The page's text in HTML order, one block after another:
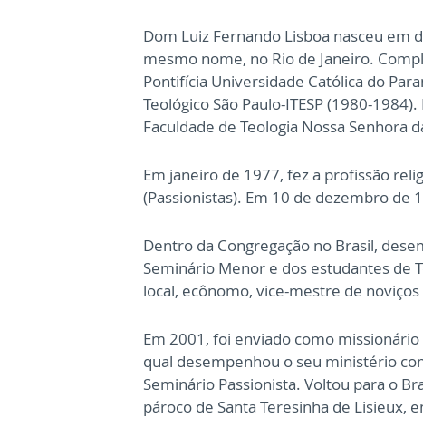
Dom Luiz Fernando Lisboa nasceu em
mesmo nome, no Rio de Janeiro.
Pontifícia Universidade Católica do
Teológico São Paulo-ITESP (1980-
Faculdade de Teologia Nossa Senhora
Em janeiro de 1977, fez a profissão
(Passionistas). Em 10 de dezembro de
Dentro da Congregação no Brasil,
Seminário Menor e dos estudantes de
local, ecônomo, vice-mestre de
Em 2001, foi enviado como
qual desempenhou o seu ministério
Seminário Passionista. Voltou para o
pároco de Santa Teresinha de Lisieux,